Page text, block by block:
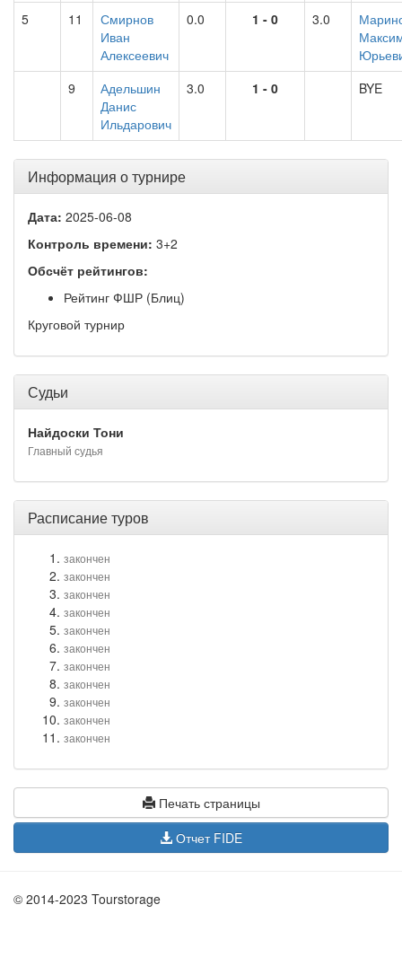
5
11
Смирнов
Иван
Алексеевич
0.0 1 - 0 3.0
9
Адельшин
Данис
Ильдарович
3.0 1 - 0 BYE
Информация о турнире
Дата: 2025-06-08
Контроль времени: 3+2
Обсчёт рейтингов:
Рейтинг ФШР (Блиц)
Круговой турнир
Судьи
Найдоски Тони
Главный судья
Расписание туров
закончен
закончен
закончен
закончен
закончен
закончен
закончен
закончен
закончен
закончен
закончен
Печать страницы
Отчет FIDE
© 2014-2023 Tourstorage